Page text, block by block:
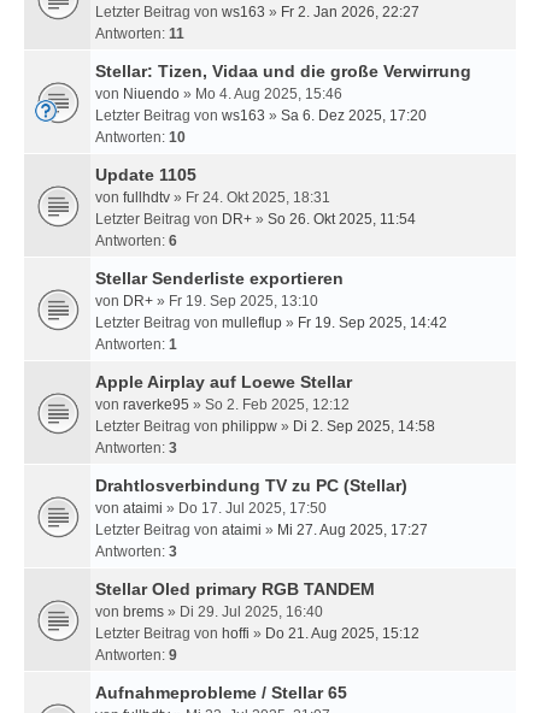
Letzter Beitrag von ws163 » Fr 2. Jan 2026, 22:27
Antworten: 11
Stellar: Tizen, Vidaa und die große Verwirrung
von Niuendo » Mo 4. Aug 2025, 15:46
Letzter Beitrag von ws163 » Sa 6. Dez 2025, 17:20
Antworten: 10
Update 1105
von fullhdtv » Fr 24. Okt 2025, 18:31
Letzter Beitrag von DR+ » So 26. Okt 2025, 11:54
Antworten: 6
Stellar Senderliste exportieren
von DR+ » Fr 19. Sep 2025, 13:10
Letzter Beitrag von mulleflup » Fr 19. Sep 2025, 14:42
Antworten: 1
Apple Airplay auf Loewe Stellar
von raverke95 » So 2. Feb 2025, 12:12
Letzter Beitrag von philippw » Di 2. Sep 2025, 14:58
Antworten: 3
Drahtlosverbindung TV zu PC (Stellar)
von ataimi » Do 17. Jul 2025, 17:50
Letzter Beitrag von ataimi » Mi 27. Aug 2025, 17:27
Antworten: 3
Stellar Oled primary RGB TANDEM
von brems » Di 29. Jul 2025, 16:40
Letzter Beitrag von hoffi » Do 21. Aug 2025, 15:12
Antworten: 9
Aufnahmeprobleme / Stellar 65